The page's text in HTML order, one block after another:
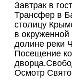
Завтрак в
Трансфер в
столицу
в
долине реки
Посещение
Осмотр